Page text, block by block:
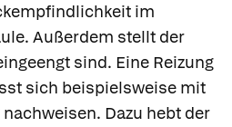
im
Außerdem stellt der
sind. Eine Reizung
sich beispielsweise mit
Dazu hebt der